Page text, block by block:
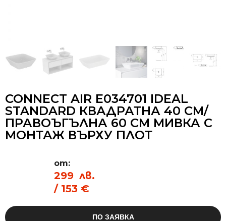
CONNECT AIR E034701 IDEAL
STANDARD КВАДРАТНА 40 СМ/
ПРАВОЪГЪЛНА 60 СМ МИВКА С
МОНТАЖ ВЪРХУ ПЛОТ
от:
299 лв.
/ 153 €
ПО ЗАЯВКА